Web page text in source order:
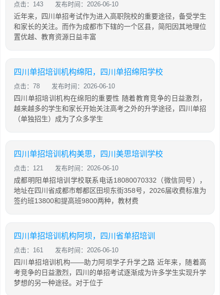
点击：143 发布时间：2026-06-10
近年来，四川单招考试作为进入高职院校的重要途径，备受学生
和家长的关注。而作为成都市下辖的一个区县，简阳因其地理位
置优越、教育资源日益丰富
四川单招培训机构绵阳，四川单招绵阳学校
点击：78 发布时间：2026-06-10
四川单招培训机构在绵阳的重要性 随着教育竞争的日益激烈，
越来越多的学生和家长开始关注高考之外的升学途径，四川单招
（单独招生）成为了众多学生
四川单招培训机构美思，四川美思培训学校
点击：121 发布时间：2026-06-10
成都明阳单招培训学校联系电话18080070332（微信同号），
地址在四川省成都市郫都区田坝东街358号，2026届收费标准为
签约班13800和提高班9800两种，教材费
四川单招培训机构阿坝，四川省单招培训
点击：161 发布时间：2026-06-10
四川单招培训机构——助力阿坝学子升学之路 近年来，随着高
考竞争的日益激烈，四川的单招考试逐渐成为许多学生实现升学
梦想的另一种途径。对于位于